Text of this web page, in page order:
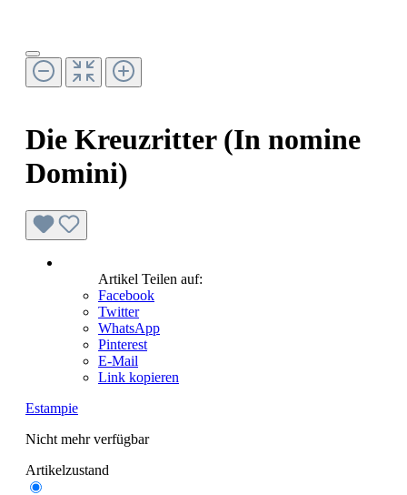
Die Kreuzritter (In nomine
Domini)
Artikel Teilen auf:
Facebook
Twitter
WhatsApp
Pinterest
E-Mail
Link kopieren
Estampie
Nicht mehr verfügbar
Artikelzustand